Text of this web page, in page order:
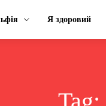
Я здоровий